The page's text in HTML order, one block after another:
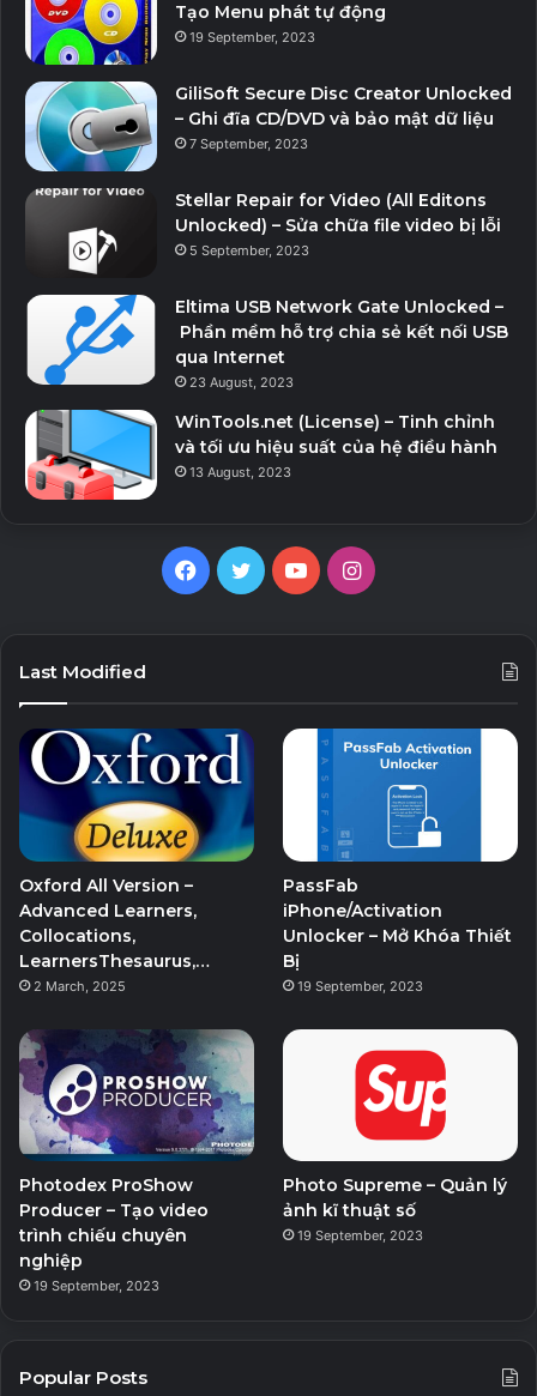
Tạo Menu phát tự động
19 September, 2023
GiliSoft Secure Disc Creator Unlocked
– Ghi đĩa CD/DVD và bảo mật dữ liệu
7 September, 2023
Stellar Repair for Video (All Editons
Unlocked) – Sửa chữa file video bị lỗi
5 September, 2023
Eltima USB Network Gate Unlocked –
Phần mềm hỗ trợ chia sẻ kết nối USB
qua Internet
23 August, 2023
WinTools.net (License) – Tinh chỉnh
và tối ưu hiệu suất của hệ điều hành
13 August, 2023
Facebook
TwitterYouTubeInstagram
Last Modified
Oxford All Version –
Advanced Learners,
Collocations,
LearnersThesaurus,…
2 March, 2025
PassFab
iPhone/Activation
Unlocker – Mở Khóa Thiết
Bị
19 September, 2023
Photodex ProShow
Producer – Tạo video
trình chiếu chuyên
nghiệp
19 September, 2023
Photo Supreme – Quản lý
ảnh kĩ thuật số
19 September, 2023
Popular Posts